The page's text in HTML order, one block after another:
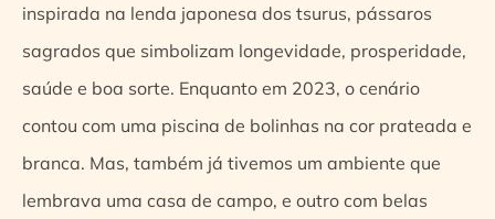
inspirada na lenda japonesa dos tsurus, pássaros
sagrados que simbolizam longevidade, prosperidade,
saúde e boa sorte. Enquanto em 2023, o cenário
contou com uma piscina de bolinhas na cor prateada e
branca. Mas, também já tivemos um ambiente que
lembrava uma casa de campo, e outro com belas